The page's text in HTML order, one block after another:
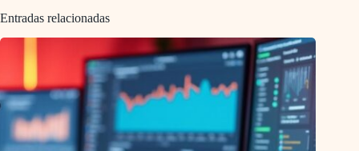
Entradas relacionadas